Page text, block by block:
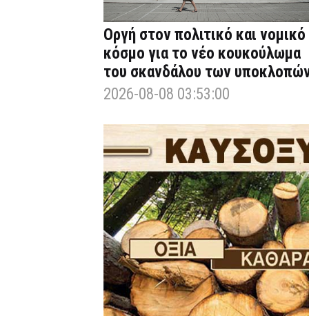
Οργή στον πολιτικό και νομικό
κόσμο για το νέο κουκούλωμα
του σκανδάλου των
2026-08-08 03:53:00